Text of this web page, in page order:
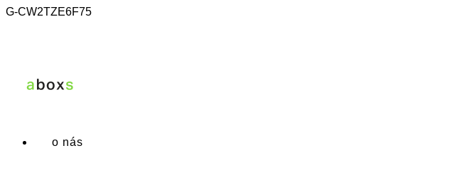
G-CW2TZE6F75
o nás